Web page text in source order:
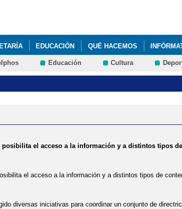
EDUCACIÓN QUÉ HACEMOS
Educación Cultura
posibilita el acceso a la información y a distintos tipos
el acceso a la información y a distintos tipos de
diversas iniciativas para coordinar un conjunto de